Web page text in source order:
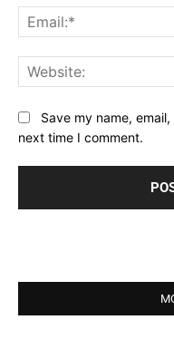
Save my name,
next time I comment.